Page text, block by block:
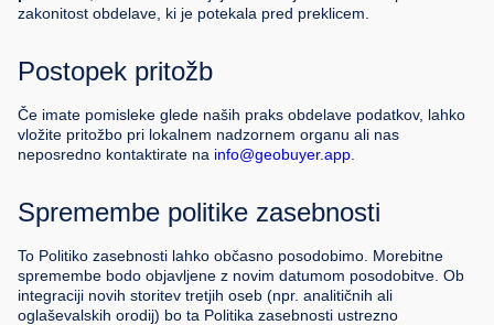
zakonitost obdelave, ki je potekala pred preklicem.
Postopek pritožb
Če imate pomisleke glede naših praks obdelave podatkov, lahko
vložite pritožbo pri lokalnem nadzornem organu ali nas
neposredno kontaktirate na info@geobuyer.app
Spremembe politike zasebnosti
To Politiko zasebnosti lahko občasno posodobimo. Morebitne
spremembe bodo objavljene z novim datumom posodobitve. Ob
integraciji novih storitev tretjih oseb (npr. analitičnih ali
oglaševalskih orodij) bo ta Politika zasebnosti ustrezno